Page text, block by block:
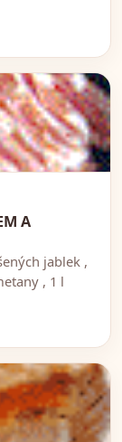
A
jablek ,
, 1 l